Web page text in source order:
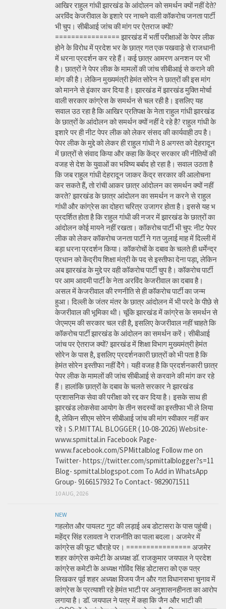
आखिर राहुल गांधी झारखंड के आंदोलन को समर्थन क्यों नहीं देते?
अरविंद केजरीवाल के इशारे पर नाचने वाली कॉकरोच जनता पार्टी
भी चुप। सीबीआई जांच की मांग पर ऐतराज क्यों?
================ झारखंड में भर्ती परीक्षाओं के पेपर लीक
होने के विरोध में प्रदेश भर के छात्र गत एक पखवाड़े से राजधानी
में धरना प्रदर्शन कर रहे हैं। कई छात्र आमरण अनशन पर भी
है। छात्रों ने पेपर लीक के मामलों की जांच सीबीआई से कराने की
मांग की है। लेकिन मुख्यमंत्री हेमंत सोरेन ने छात्रों की इस मांग
को मानने से इंकार कर दिया है। झारखंड में झारखंड मुक्ति मोर्चा
वाली सरकार कांग्रेस के समर्थन से चल रही है। इसलिए यह
सवाल उठ रहा है कि आखिर प्रतिपक्ष के नेता राहुल गांधी झारखंड
के छात्रों के आंदोलन को समर्थन क्यों नहीं दे रहे है? राहुल गांधी के
इशारे पर ही नीट पेपर लीक को लेकर संसद की कार्यवाही ठप है।
पेपर लीक के मुद्दे को लेकर ही राहुल गांधी ने 8 अगस्त को देहरादून
में छात्रों से संवाद किया और कहा कि केंद्र सरकार की नीतियों की
वजह से देश के युवाओं का भविष्य बर्बाद हो रहा है। सवाल उठता है
कि जब राहुल गांधी देहरादून जाकर केंद्र सरकार की आलोचना
कर सकते हैं, तो रांची आकर छात्र आंदोलन का समर्थन क्यों नहीं
करते? झारखंड के छात्र आंदोलन का समर्थन न करने से राहुल
गांधी और कांग्रेस का दोहरा चरित्र उजागर होता है। इससे यह भ
प्रदर्शित होता है कि राहुल गांधी की नजर में झारखंड के छात्रों का
आंदोलन कोई मायने नहीं रखता। कॉकरोच पार्टी भी चुप: नीट पेपर
लीक को लेकर कॉकरोच जनता पार्टी ने गत जुलाई माह में दिल्ली में
बड़ा धरना प्रदर्शन किया। कॉकरोचों के दबाव के चलते ही धर्मेन्द्र
प्रधान को केंद्रीय शिक्षा मंत्री के पद से इस्तीफा देना पड़ा, लेकिन
अब झारखंड के मुद्दे पर वही कॉकरोच पार्टी चुप है। कॉकरोच पार्टी
पर आम आदमी पार्टी के नेता अरविंद केजरीवाल का दबाव है।
असल में केजरीवाल की रणनीति से ही कॉकरोच पार्टी का जन्म
हुआ। दिल्ली के जंतर मंतर के छात्र आंदोलन में भी परदे के पीछे से
केजरीवाल की भूमिका थी। चूंकि झारखंड में कांग्रेस के समर्थन से
जेएमएम की सरकार चल रही है, इसलिए केजरीवाल नहीं चाहते कि
कॉकरोच पार्टी झारखंड के आंदोलन का समर्थन करें। सीबीआई
जांच पर ऐतराज क्यों? झारखंड में शिक्षा विभाग मुख्यमंत्री हेमंत
सोरेन के पास है, इसलिए प्रदर्शनकारी छात्रों को भी पता है कि
हेमंत सोरेन इस्तीफा नहीं देेंगे। यही वजह है कि प्रदर्शनकारी छात्र
पेपर लीक के मामलों की जांच सीबीआई से करवाने की मांग कर रहे
हैं। हालांकि छात्रों के दबाव के चलते सरकार ने झारखंड
प्रशासनिक सेवा की परीक्षा को रद्द कर दिया है। इसके साथ ही
झारखंड लोकसेवा आयोग के तीन सदस्यों का इस्तीफा भी ले लिया
है, लेकिन सीएम सोरेन सीबीआई जांच की मांग स्वीकार नहीं कर
रहे। S.P.MITTAL BLOGGER ( 10-08-2026) Website-
www.spmittal.in Facebook Page-
www.facebook.com/SPMittalblog Follow me on
Twitter- https://twitter.com/spmittalblogger?s=11
Blog- spmittal.blogspot.com To Add in WhatsApp
Group- 9166157932 To Contact- 9829071511
10 AUG, 2026
NEW
गहलोत और पायलट गुट की लड़ाई अब डोटासरा के पास पहुंची।
महेंद्र सिंह रलावता ने राजनीति का पाला बदला। अजमेर में
कांग्रेस की फूट चौराहे पर। ================ अजमेर
शहर कांग्रेस कमेटी के अध्यक्ष डॉ. राजकुमार जयपाल ने प्रदेश
कांग्रेस कमेटी के अध्यक्ष गोविंद सिंह डोटासरा को एक पत्र
लिखकर पूर्व शहर अध्यक्ष विजय जैन और गत विधानसभा चुनाव में
कांग्रेस के प्रत्याशी रहे हेमंत भाटी पर अनुशासनहीनता का आरोप
लगाया है। डॉ. जयपाल ने पत्र में कहा कि जैन और भाटी की